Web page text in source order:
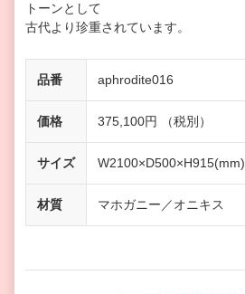
トーンとして
古代より珍重されています。
品番 aphrodite016
価格 375,100円 （税別）
サイズ W2100×D500×H915(mm)
材質 マホガニー／オニキス